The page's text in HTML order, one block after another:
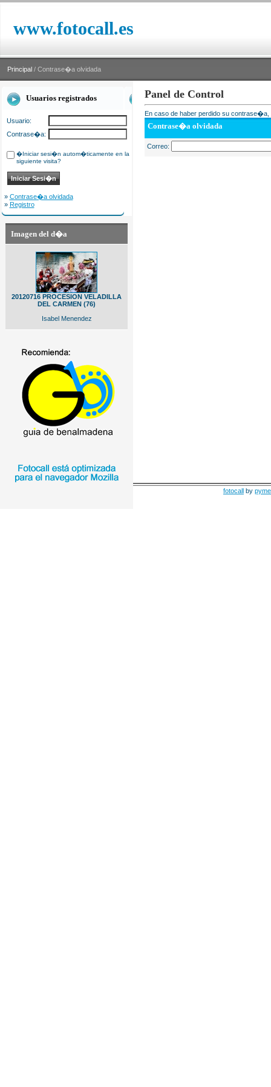
www.fotocall.es
Principal / Contrase�a olvidada
Usuarios registrados
Usuario:
Contrase�a:
�Iniciar sesi�n autom�ticamente en la
siguiente visita?
» Contrase�a olvidada
» Registro
Imagen del d�a
20120716 PROCESION VELADILLA
DEL CARMEN (76)
Isabel Menendez
Panel de Control
En caso de haber perdido su
Contrase�a olvidada
Correo:
fotocall by